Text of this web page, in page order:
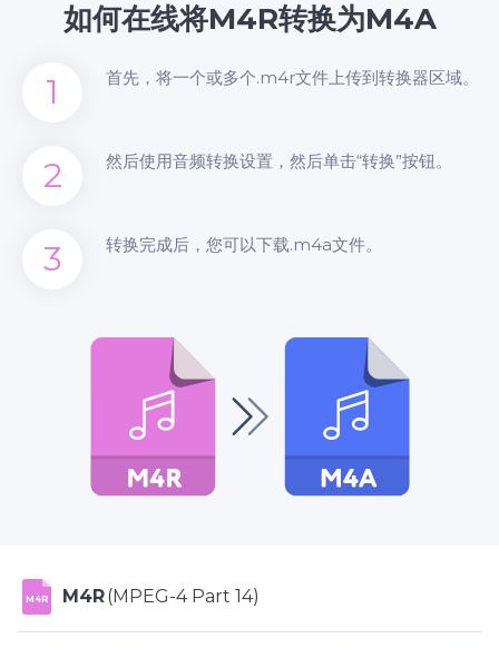
如何在线将M4R转换为M4A
1 首先，将一个或多个.m4r文件上传到转换器区域。
2 然后使用音频转换设置，然后单击“转换”按钮。
3 转换完成后，您可以下载.m4a文件。
M4R M4R(MPEG-4 Part 14)